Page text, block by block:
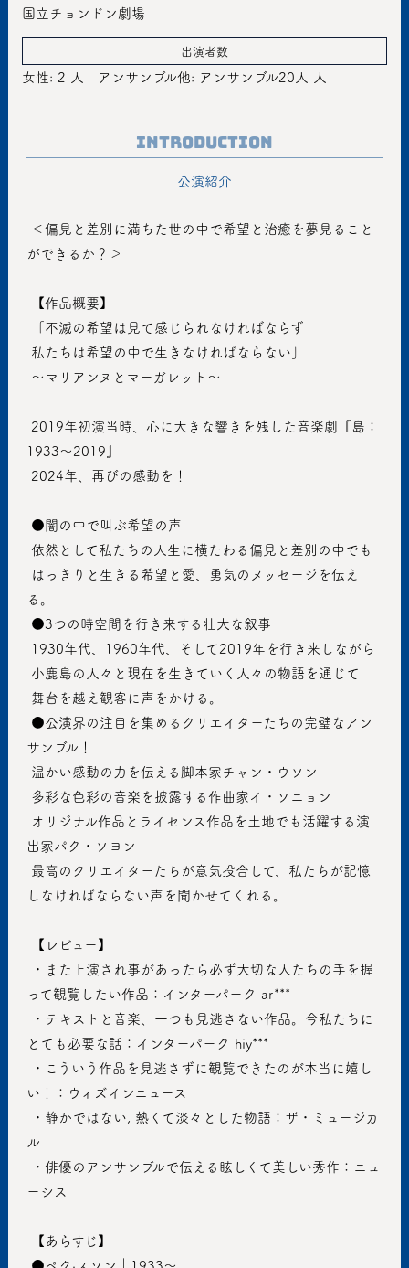
国立チョンドン劇場
出演者数
女性: 2 人 アンサンブル他: アンサンブル20人 人
Introduction
公演紹介
ができるか？＞
【作品概要】
「不滅の希望は見て感じられなければならず
私たちは希望の中で生きなければならない」
〜マリアンヌとマーガレット〜
1933〜2019』
2024年、再びの感動を！
●闇の中で叫ぶ希望の声
依然として私たちの人生に横たわる偏見と差別の中でも
る。
●3つの時空間を行き来する壮大な叙事
1930年代、1960年代、そして2019年を行き来しながら
小鹿島の人々と現在を生きていく人々の物語を通じて
舞台を越え観客に声をかける。
サンブル！
温かい感動の力を伝える脚本家チャン・ウソン
多彩な色彩の音楽を披露する作曲家イ・ソニョン
出家パク・ソヨン
しなければならない声を聞かせてくれる。
【レビュー】
って観覧したい作品：インターパーク ar***
とても必要な話：インターパーク hiy***
い！：ウィズインニュース
ル
ーシス
【あらすじ】